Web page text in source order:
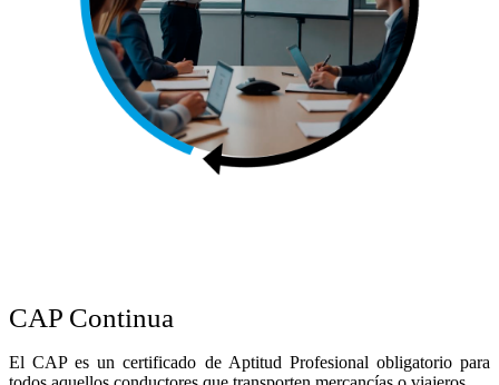
CAP Continua
El CAP es un certificado de Aptitud Profesional obligatorio para